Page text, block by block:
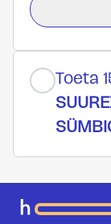
Toeta